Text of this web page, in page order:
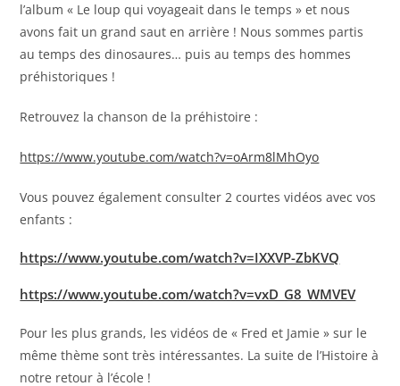
l’album « Le loup qui voyageait dans le temps » et nous
avons fait un grand saut en arrière ! Nous sommes partis
au temps des dinosaures… puis au temps des hommes
préhistoriques !
Retrouvez la chanson de la préhistoire :
https://www.youtube.com/watch?v=oArm8lMhOyo
Vous pouvez également consulter 2 courtes vidéos avec vos
enfants :
https://www.youtube.com/watch?v=IXXVP-ZbKVQ
https://www.youtube.com/watch?v=vxD_G8_WMVEV
Pour les plus grands, les vidéos de « Fred et Jamie » sur le
même thème sont très intéressantes. La suite de l’Histoire à
notre retour à l’école !